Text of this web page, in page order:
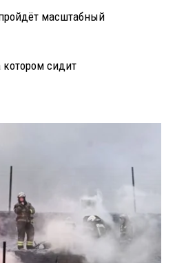
масштабный
котором сидит